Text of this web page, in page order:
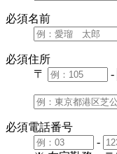
必須名前
必須住所
〒
-
必須電話番号
-